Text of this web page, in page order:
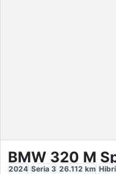
BMW 320 M
2024 Seria 3 26.112 km